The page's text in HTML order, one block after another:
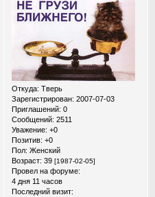
Откуда: Тверь
Зарегистрирован: 2007-07-03
Приглашений: 0
Сообщений: 2511
Уважение: +0
Позитив: +0
Пол: Женский
Возраст: 39 [1987-02-05]
Провел на форуме:
4 дня 11 часов
Последний визит: